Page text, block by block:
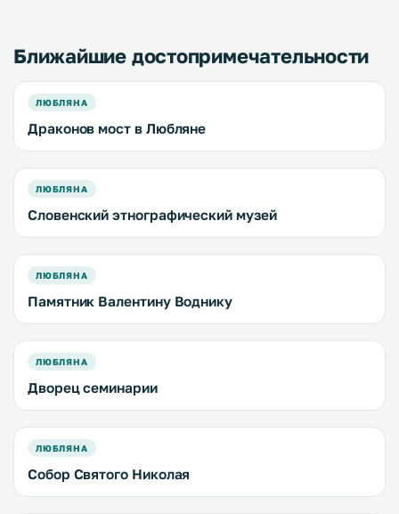
Ближайшие достопримечательности
ЛЮБЛЯНА
Драконов мост в Любляне
ЛЮБЛЯНА
Словенский этнографический музей
ЛЮБЛЯНА
Памятник Валентину Воднику
ЛЮБЛЯНА
Дворец семинарии
ЛЮБЛЯНА
Собор Святого Николая